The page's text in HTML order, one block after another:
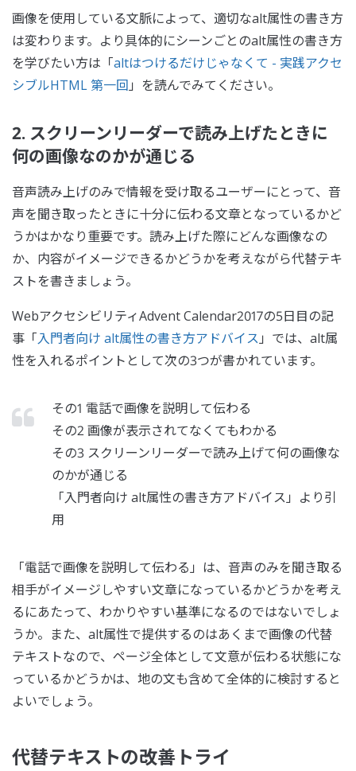
画像を使用している文脈によって、適切なalt属性の書き方
は変わります。より具体的にシーンごとのalt属性の書き方
を学びたい方は「altはつけるだけじゃなくて - 実践アクセ
シブルHTML 第一回」を読んでみてください。
2. スクリーンリーダーで読み上げたときに
何の画像なのかが通じる
音声読み上げのみで情報を受け取るユーザーにとって、音
声を聞き取ったときに十分に伝わる文章となっているかど
うかはかなり重要です。読み上げた際にどんな画像なの
か、内容がイメージできるかどうかを考えながら代替テキ
ストを書きましょう。
WebアクセシビリティAdvent Calendar2017の5日目の記
事「入門者向け alt属性の書き方アドバイス」では、alt属
性を入れるポイントとして次の3つが書かれています。
その1 電話で画像を説明して伝わる
その2 画像が表示されてなくてもわかる
その3 スクリーンリーダーで読み上げて何の画像な
のかが通じる
「入門者向け alt属性の書き方アドバイス」より引
用
「電話で画像を説明して伝わる」は、音声のみを聞き取る
相手がイメージしやすい文章になっているかどうかを考え
るにあたって、わかりやすい基準になるのではないでしょ
うか。また、alt属性で提供するのはあくまで画像の代替
テキストなので、ページ全体として文意が伝わる状態にな
っているかどうかは、地の文も含めて全体的に検討すると
よいでしょう。
代替テキストの改善トライ